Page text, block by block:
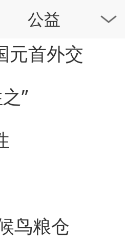
U17国足点球大战淘汰河床晋级决赛
军覆没
歌王
公益
视频
时尚
健康
元首外交
”
鸟粮仓